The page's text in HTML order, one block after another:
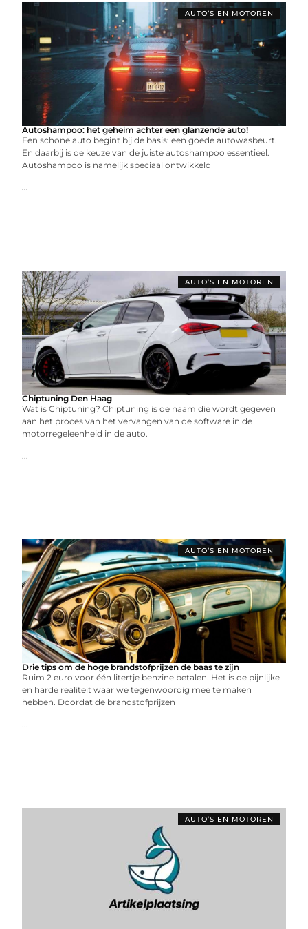
AUTO’S EN MOTOREN
Autoshampoo: het geheim achter een glanzende auto!
Een schone auto begint bij de basis: een goede autowasbeurt.
En daarbij is de keuze van de juiste autoshampoo essentieel.
Autoshampoo is namelijk speciaal ontwikkeld
...
AUTO’S EN MOTOREN
Chiptuning Den Haag
Wat is Chiptuning? Chiptuning is de naam die wordt gegeven
aan het proces van het vervangen van de software in de
motorregeleenheid in de auto.
...
AUTO’S EN MOTOREN
Drie tips om de hoge brandstofprijzen de baas te zijn
Ruim 2 euro voor één litertje benzine betalen. Het is de pijnlijke
en harde realiteit waar we tegenwoordig mee te maken
hebben. Doordat de brandstofprijzen
...
AUTO’S EN MOTOREN